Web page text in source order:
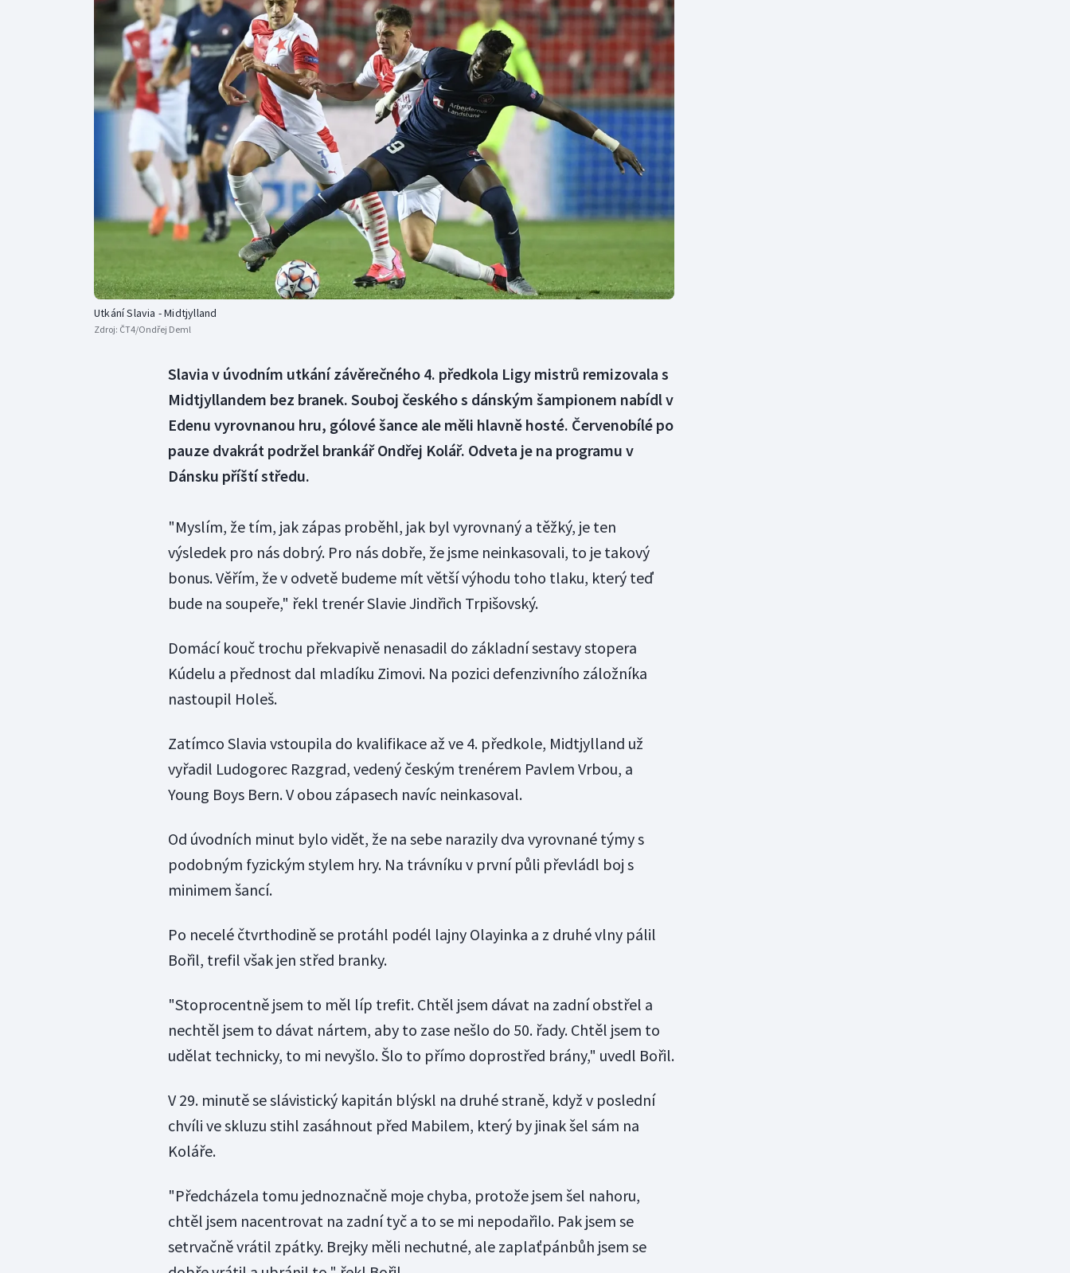
Curling
Dostihy
Florbal
Futsal
Golf
Gymnastika
Moderní pětiboj
Motorsport
Olympijské hry
Parasport
Plavání
Plážový volejbal
Triatlon
Veslování
Vodní slalom
Volejbal
Ostatní
Utkání Slavia - Midtjylland
Zdroj: ČT4/Ondřej Deml
Slavia v úvodním utkání závěrečného 4. předkola Ligy mistrů remizovala s
Midtjyllandem bez branek. Souboj českého s dánským šampionem nabídl v
Edenu vyrovnanou hru, gólové šance ale měli hlavně hosté. Červenobílé po
pauze dvakrát podržel brankář Ondřej Kolář. Odveta je na programu v
Dánsku příští středu.
"Myslím, že tím, jak zápas proběhl, jak byl vyrovnaný a těžký, je ten
výsledek pro nás dobrý. Pro nás dobře, že jsme neinkasovali, to je takový
bonus. Věřím, že v odvetě budeme mít větší výhodu toho tlaku, který teď
bude na soupeře," řekl trenér Slavie Jindřich Trpišovský.
Domácí kouč trochu překvapivě nenasadil do základní sestavy stopera
Kúdelu a přednost dal mladíku Zimovi. Na pozici defenzivního záložníka
nastoupil Holeš.
Zatímco Slavia vstoupila do kvalifikace až ve 4. předkole, Midtjylland už
vyřadil Ludogorec Razgrad, vedený českým trenérem Pavlem Vrbou, a
Young Boys Bern. V obou zápasech navíc neinkasoval.
Od úvodních minut bylo vidět, že na sebe narazily dva vyrovnané týmy s
podobným fyzickým stylem hry. Na trávníku v první půli převládl boj s
minimem šancí.
Po necelé čtvrthodině se protáhl podél lajny Olayinka a z druhé vlny pálil
Bořil, trefil však jen střed branky.
"Stoprocentně jsem to měl líp trefit. Chtěl jsem dávat na zadní obstřel a
nechtěl jsem to dávat nártem, aby to zase nešlo do 50. řady. Chtěl jsem to
udělat technicky, to mi nevyšlo. Šlo to přímo doprostřed brány," uvedl Bořil.
V 29. minutě se slávistický kapitán blýskl na druhé straně, když v poslední
chvíli ve skluzu stihl zasáhnout před Mabilem, který by jinak šel sám na
Koláře.
"Předcházela tomu jednoznačně moje chyba, protože jsem šel nahoru,
chtěl jsem nacentrovat na zadní tyč a to se mi nepodařilo. Pak jsem se
setrvačně vrátil zpátky. Brejky měli nechutné, ale zaplaťpánbůh jsem se